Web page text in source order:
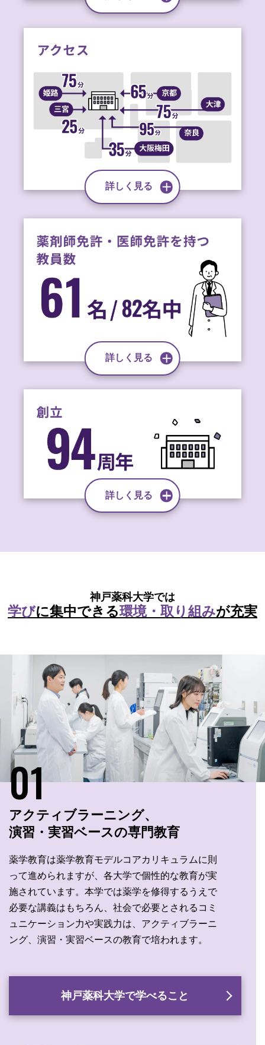
詳しく見る
詳しく見る
詳しく見る
神戸薬科大学では
学びに集中できる環境・取り組みが充実
01
アクティブラーニング、
演習・実習ベースの専門教育
薬学教育は薬学教育モデルコアカリキュラムに則
って進められますが、各大学で個性的な教育が実
施されています。本学では薬学を修得するうえで
必要な講義はもちろん、社会で必要とされるコミ
ュニケーション力や実践力は、アクティブラーニ
ング、演習・実習ベースの教育で培われます。
神戸薬科大学で学べること